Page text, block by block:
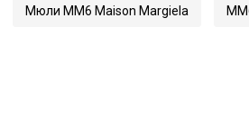
Мюли MM6 Maison Margiela